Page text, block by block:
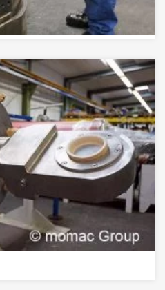
abdichten
an Hydraulikzylindern
oder beschädigte